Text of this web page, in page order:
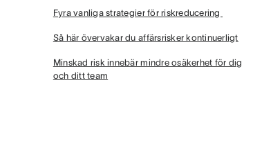
Fyra vanliga strategier för riskreducering
Så här övervakar du affärsrisker kontinuerligt
Minskad risk innebär mindre osäkerhet för dig
och ditt team